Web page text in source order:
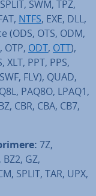
SWM, TPZ,
NTFS, EXE, DLL,
(ODS, OTS, ODM,
OTP, ODT, OTT),
PPT, PPS,
FLV), QUAD,
PAQ8O, LPAQ1,
CBR, CBA, CB7,
7Z,
BZ2, GZ,
SPLIT, TAR, UPX,